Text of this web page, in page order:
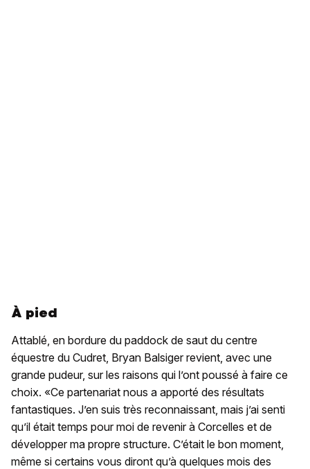
À pied
Attablé, en bordure du paddock de saut du centre
équestre du Cudret, Bryan Balsiger revient, avec une
grande pudeur, sur les raisons qui l’ont poussé à faire ce
choix. «Ce partenariat nous a apporté des résultats
fantastiques. J’en suis très reconnaissant, mais j’ai senti
qu’il était temps pour moi de revenir à Corcelles et de
développer ma propre structure. C’était le bon moment,
même si certains vous diront qu’à quelques mois des